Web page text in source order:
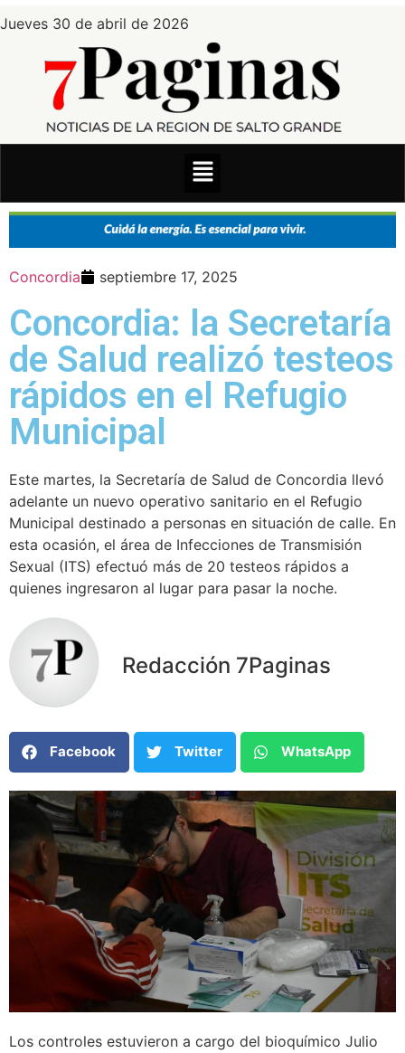
Jueves 30 de abril de 2026
Concordia septiembre 17, 2025
Concordia: la Secretaría
de Salud realizó testeos
rápidos en el Refugio
Municipal
Este martes, la Secretaría de Salud de Concordia llevó
adelante un nuevo operativo sanitario en el Refugio
Municipal destinado a personas en situación de calle. En
esta ocasión, el área de Infecciones de Transmisión
Sexual (ITS) efectuó más de 20 testeos rápidos a
quienes ingresaron al lugar para pasar la noche.
Redacción 7Paginas
Facebook Twitter WhatsApp
Los controles estuvieron a cargo del bioquímico Julio